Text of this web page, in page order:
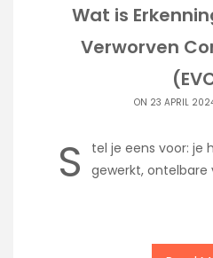
Wat is
Verworven
ON 23 APRIL
S
tel je eens voor: je
gewerkt, ontelbare